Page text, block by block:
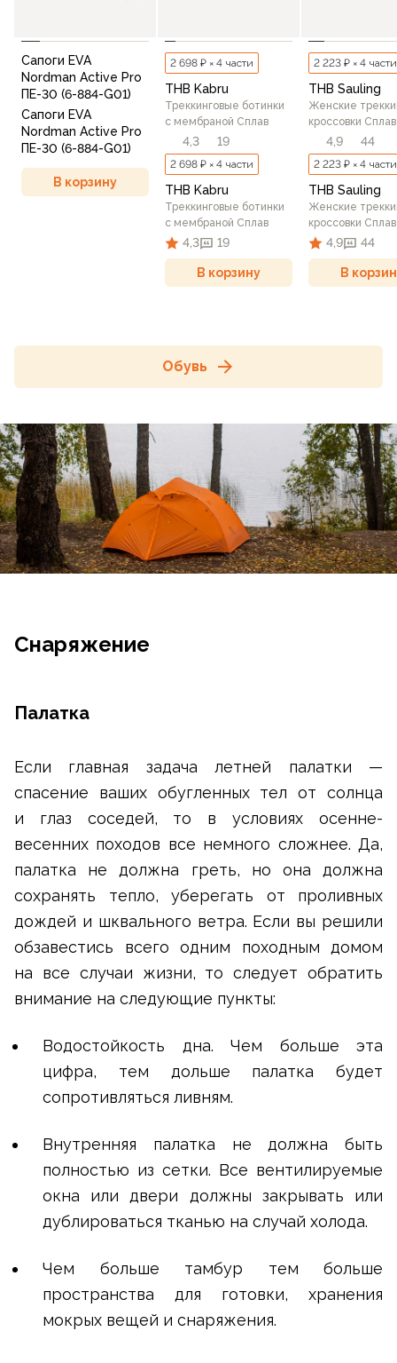
Сапоги EVA
Nordman Active Pro
ПЕ-30 (6-884-G01)
Сапоги EVA
Nordman Active Pro
ПЕ-30 (6-884-G01)
В корзину
2 698 ₽ × 4 части
THB Kabru
Треккинговые ботинки
c мембраной Сплав
4,3 19
2 698 ₽ × 4 части
THB Kabru
Треккинговые ботинки
c мембраной Сплав
4,3 19
В корзину
2 223 ₽ × 4 части
THB Sauling
Женские
кроссовки Сплав
4,9 44
2 223 ₽ × 4 части
THB Sauling
Женские
кроссовки Сплав
4,9 44
В
Обувь
Снаряжение
Палатка
Если главная задача летней палатки —
спасение ваших обугленных тел от солнца
и глаз соседей, то в условиях осенне-
весенних походов все немного сложнее. Да,
палатка не должна греть, но она должна
сохранять тепло, уберегать от проливных
дождей и шквального ветра. Если вы решили
обзавестись всего одним походным домом
на все случаи жизни, то следует обратить
внимание на следующие пункты:
Водостойкость дна. Чем больше эта
цифра, тем дольше палатка будет
сопротивляться ливням.
Внутренняя палатка не должна быть
полностью из сетки. Все вентилируемые
окна или двери должны закрывать или
дублироваться тканью на случай холода.
Чем больше тамбур тем больше
пространства для готовки, хранения
мокрых вещей и снаряжения.